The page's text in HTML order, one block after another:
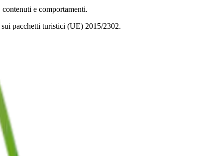
e comportamenti.
pacchetti turistici (UE) 2015/2302.